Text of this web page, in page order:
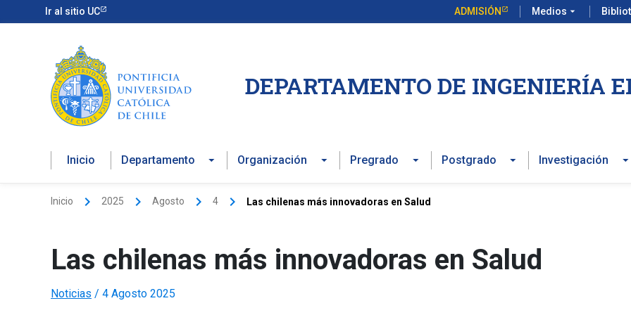
al
Ir al sitio UC ADMISIÓN Medios arrow_drop_down
DEPARTAMENTO DE INGENIERÍA
Inicio Departamento Organización Pregrado Postgrado Investigación
Inicio 2025 Agosto 4 Las chilenas más innovadoras en Salud
Las chilenas más innovadoras en Salud
Noticias / 4 Agosto 2025